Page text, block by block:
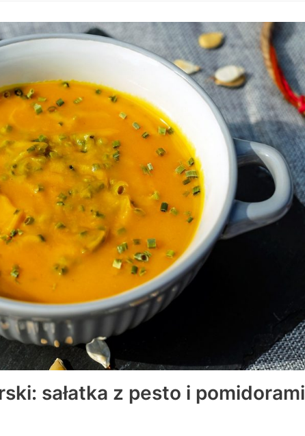
sałatka z pesto i pomidorami